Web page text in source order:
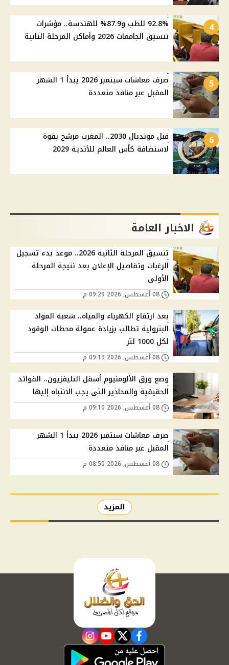
4
92.8% للطب و87.9% للهندسة.. مؤشرات
تنسيق الجامعات 2026 وأماكن المرحلة الثانية
5
صرف معاشات سبتمبر 2026 يبدأ 1 الشهر
المقبل عبر منافذ متعددة
6
قبل مونديال 2030.. المغرب مرشح بقوة
لاستضافة كأس العالم للأندية 2029
الاخبار العامة
تنسيق المرحلة الثانية 2026.. موعد بدء تسجيل
الرغبات وتفاصيل الإعلان بعد نتيجة المرحلة
الأولى
بعد ارتفاع الكهرباء والمياه.. شعبة المواد
البترولية تطالب بزيادة عمولة محطات الوقود
لكل 1000 لتر
وضع ورق الألومنيوم أسفل التليفزيون.. الفوائد
الحقيقية والمحاذير التي يجب الانتباه إليها
صرف معاشات سبتمبر 2026 يبدأ 1 الشهر
المقبل عبر منافذ متعددة
المزيد
facebook
twitter
youtube
instagram